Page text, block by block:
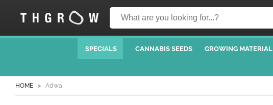
SPECIALS CANNABIS SEEDS GROWING MATERIAL
HOME Adwa